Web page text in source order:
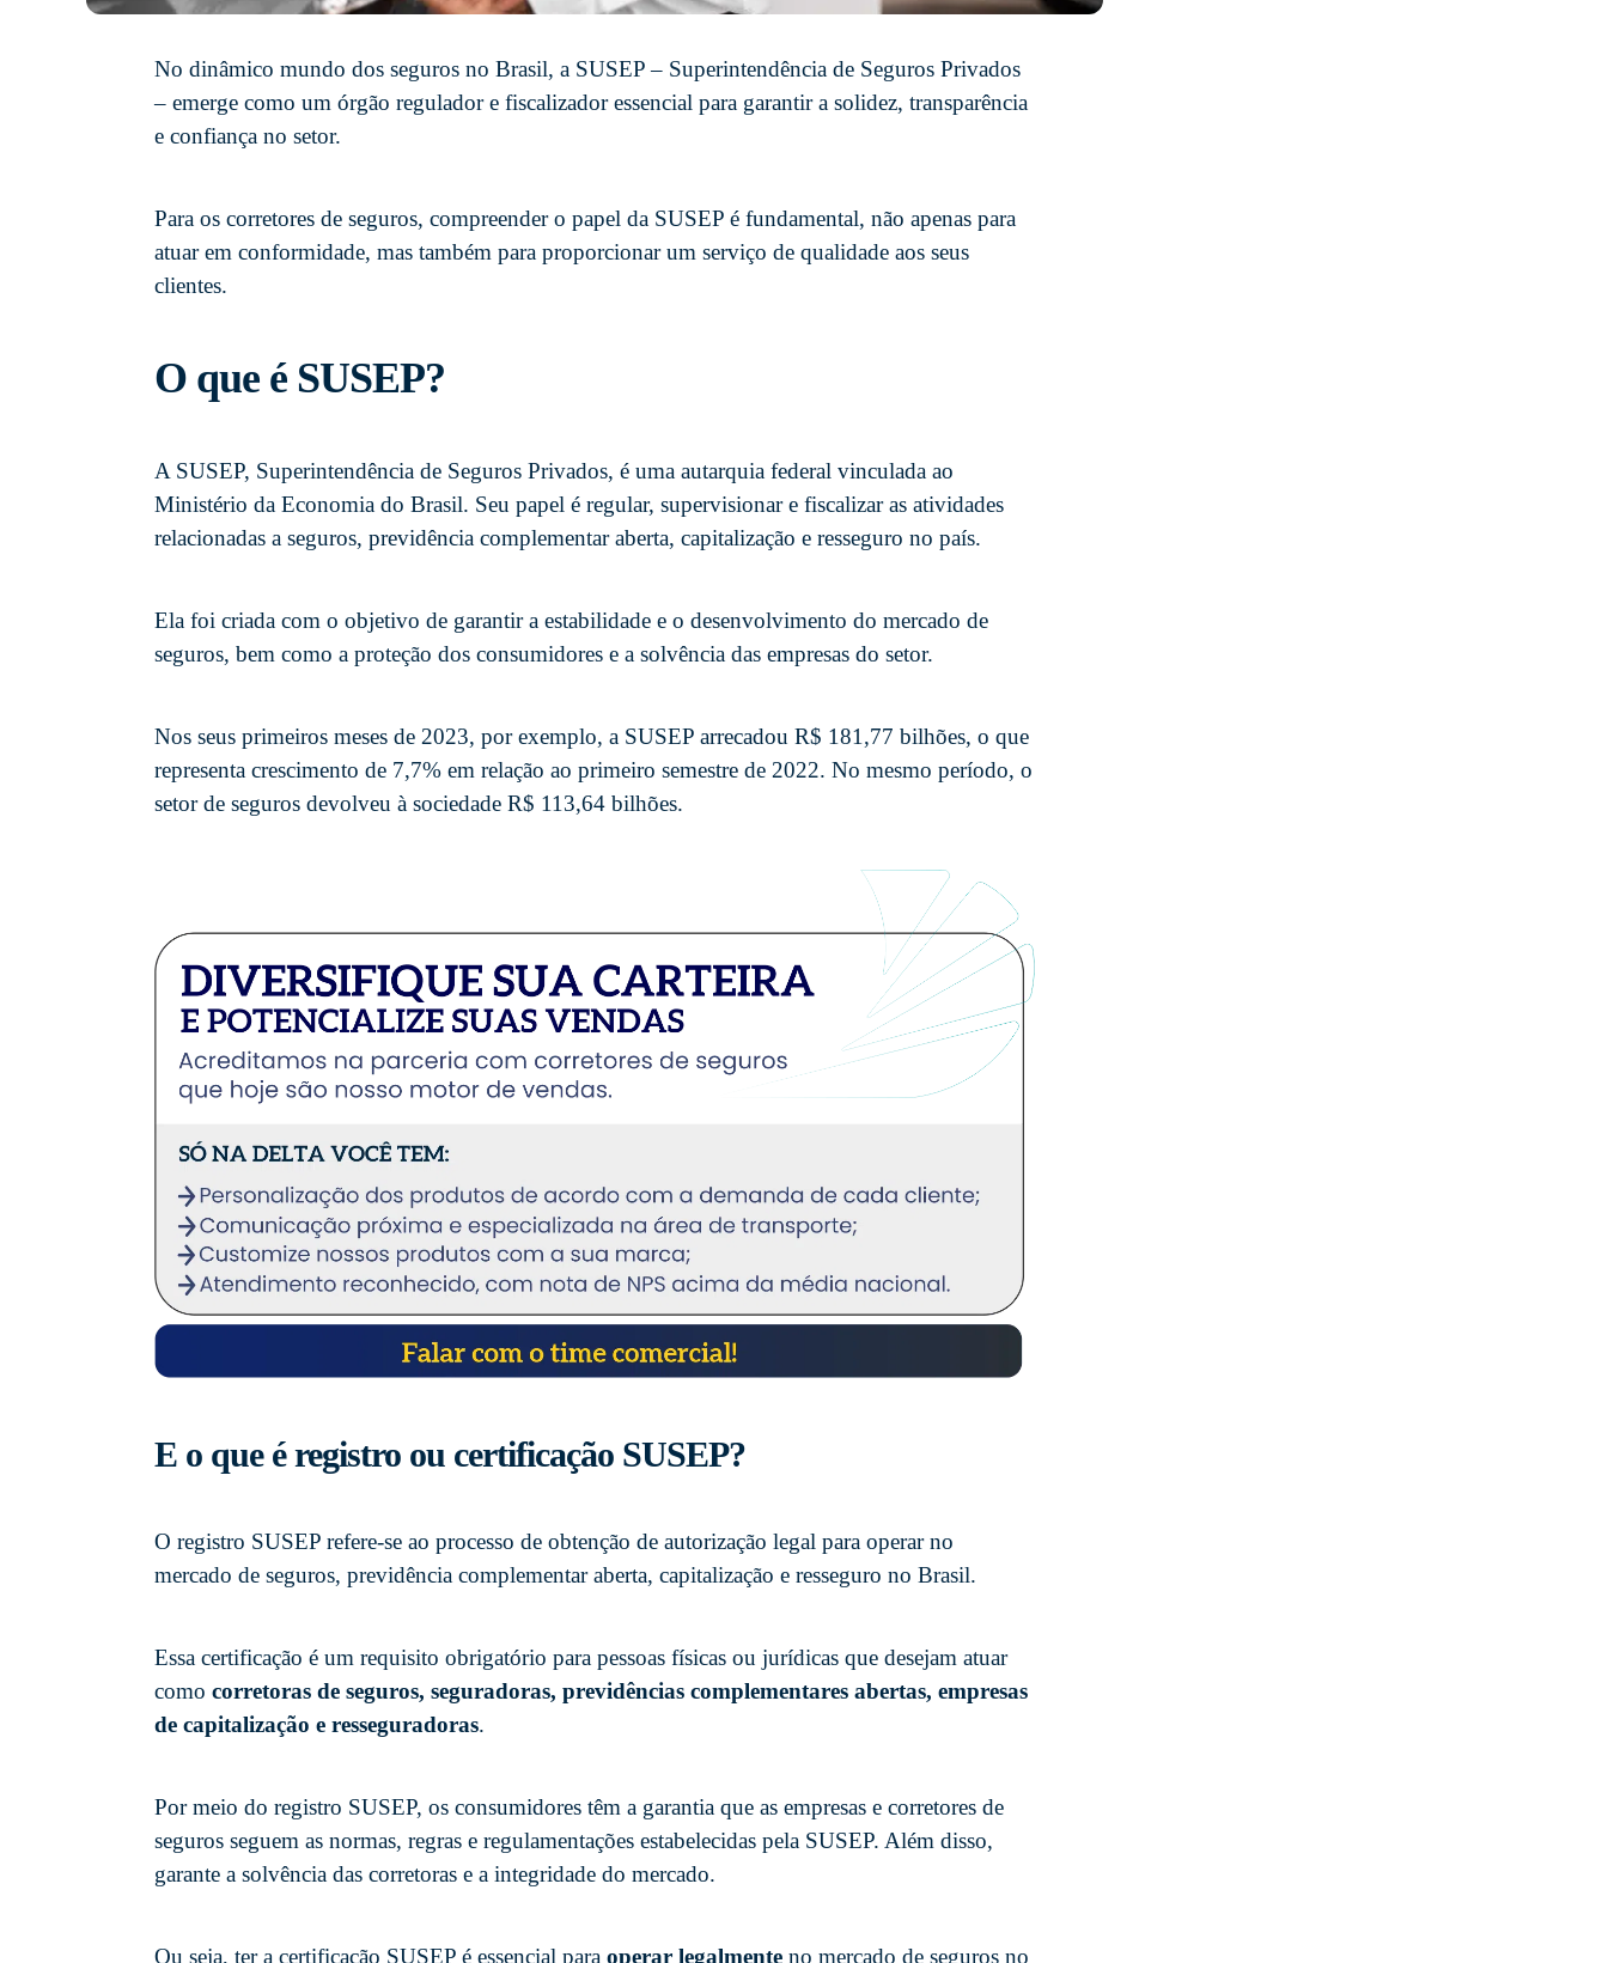
No dinâmico mundo dos seguros no Brasil, a SUSEP – Superintendência de Seguros Privados
– emerge como um órgão regulador e fiscalizador essencial para garantir a solidez, transparência
e confiança no setor.
Para os corretores de seguros, compreender o papel da SUSEP é fundamental, não apenas para
atuar em conformidade, mas também para proporcionar um serviço de qualidade aos seus
clientes.
O que é SUSEP?
A SUSEP, Superintendência de Seguros Privados, é uma autarquia federal vinculada ao
Ministério da Economia do Brasil. Seu papel é regular, supervisionar e fiscalizar as atividades
relacionadas a seguros, previdência complementar aberta, capitalização e resseguro no país.
Ela foi criada com o objetivo de garantir a estabilidade e o desenvolvimento do mercado de
seguros, bem como a proteção dos consumidores e a solvência das empresas do setor.
Nos seus primeiros meses de 2023, por exemplo, a SUSEP arrecadou R$ 181,77 bilhões, o que
representa crescimento de 7,7% em relação ao primeiro semestre de 2022. No mesmo período, o
setor de seguros devolveu à sociedade R$ 113,64 bilhões.
E o que é registro ou certificação SUSEP?
O registro SUSEP refere-se ao processo de obtenção de autorização legal para operar no
mercado de seguros, previdência complementar aberta, capitalização e resseguro no Brasil.
Essa certificação é um requisito obrigatório para pessoas físicas ou jurídicas que desejam atuar
como corretoras de seguros, seguradoras, previdências complementares abertas, empresas
de capitalização e resseguradoras.
Por meio do registro SUSEP, os consumidores têm a garantia que as empresas e corretores de
seguros seguem as normas, regras e regulamentações estabelecidas pela SUSEP. Além disso,
garante a solvência das corretoras e a integridade do mercado.
Ou seja, ter a certificação SUSEP é essencial para operar legalmente no mercado de seguros no